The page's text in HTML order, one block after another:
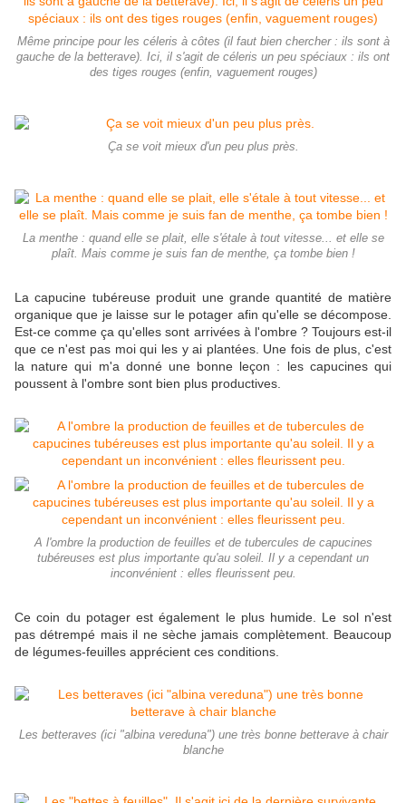
Même principe pour les céleris à côtes (il faut bien chercher : ils sont à
gauche de la betterave). Ici, il s'agit de céleris un peu spéciaux : ils ont
des tiges rouges (enfin, vaguement rouges)
Ça se voit mieux d'un peu plus près.
La menthe : quand elle se plait, elle s'étale à tout vitesse... et elle se
plaît. Mais comme je suis fan de menthe, ça tombe bien !
La capucine tubéreuse produit une grande quantité de matière
organique que je laisse sur le potager afin qu'elle se décompose.
Est-ce comme ça qu'elles sont arrivées à l'ombre ? Toujours est-il
que ce n'est pas moi qui les y ai plantées. Une fois de plus, c'est
la nature qui m'a donné une bonne leçon : les capucines qui
poussent à l'ombre sont bien plus productives.
A l'ombre la production de feuilles et de tubercules de capucines
tubéreuses est plus importante qu'au soleil. Il y a cependant un
inconvénient : elles fleurissent peu.
Ce coin du potager est également le plus humide. Le sol n'est
pas détrempé mais il ne sèche jamais complètement. Beaucoup
de légumes-feuilles apprécient ces conditions.
Les betteraves (ici "albina vereduna") une très bonne betterave à chair
blanche